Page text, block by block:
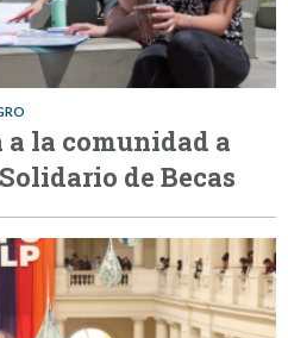
a la comunidad a
de Becas